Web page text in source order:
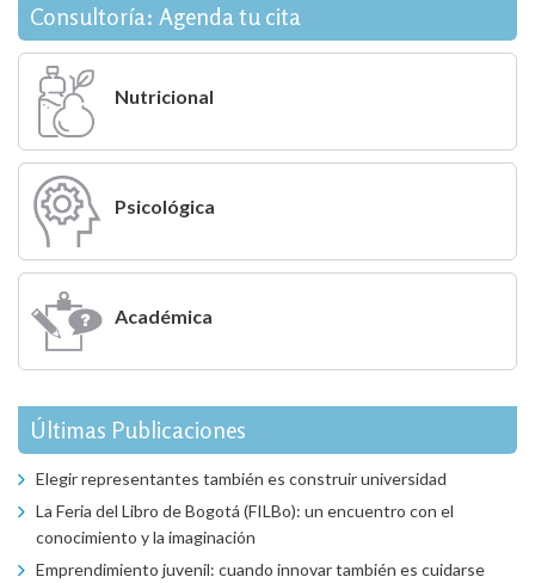
Consultoría: Agenda tu cita
Nutricional
Psicológica
Académica
Últimas Publicaciones
Elegir representantes también es construir universidad
La Feria del Libro de Bogotá (FILBo): un encuentro con el
conocimiento y la imaginación
Emprendimiento juvenil: cuando innovar también es cuidarse